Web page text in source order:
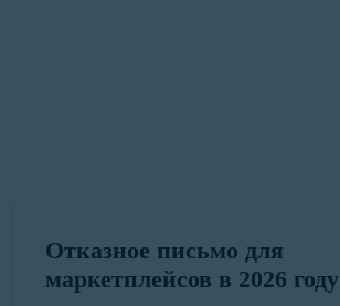
Отказное письмо для
маркетплейсов в 2026 году